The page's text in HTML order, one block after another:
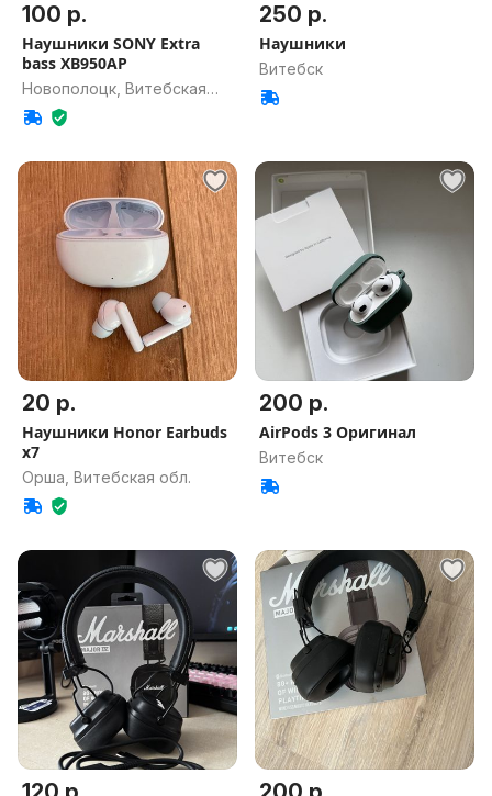
100 р.
Наушники SONY Extra
bass XB950AP
Новополоцк, Витебская
обл.
250 р.
Наушники
Витебск
20 р.
Наушники Honor Earbuds
x7
Орша, Витебская обл.
200 р.
AirPods 3 Оригинал
Витебск